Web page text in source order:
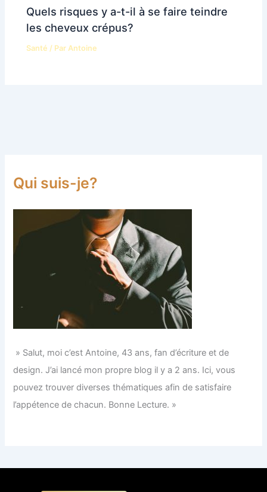
Quels risques y a-t-il à se faire teindre
les cheveux crépus?
Santé / ParAntoine
Qui suis-je?
» Salut, moi c’est Antoine, 43 ans, fan d’écriture et de
design. J’ai lancé mon propre blog il y a 2 ans. Ici, vous
pouvez trouver diverses thématiques afin de satisfaire
l’appétence de chacun. Bonne Lecture. »